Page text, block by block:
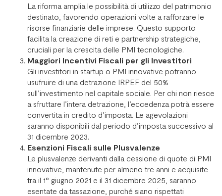
La riforma amplia le possibilità di utilizzo del patrimonio
destinato, favorendo operazioni volte a rafforzare le
risorse finanziarie delle imprese. Questo supporto
facilita la creazione di reti e partnership strategiche,
cruciali per la crescita delle PMI tecnologiche.
Maggiori Incentivi Fiscali per gli Investitori
Gli investitori in startup o PMI innovative potranno
usufruire di una detrazione IRPEF del 50%
sull’investimento nel capitale sociale. Per chi non riesce
a sfruttare l’intera detrazione, l’eccedenza potrà essere
convertita in credito d’imposta. Le agevolazioni
saranno disponibili dal periodo d’imposta successivo al
31 dicembre 2023.
Esenzioni Fiscali sulle Plusvalenze
Le plusvalenze derivanti dalla cessione di quote di PMI
innovative, mantenute per almeno tre anni e acquisite
tra il 1° giugno 2021 e il 31 dicembre 2025, saranno
esentate da tassazione, purché siano rispettati